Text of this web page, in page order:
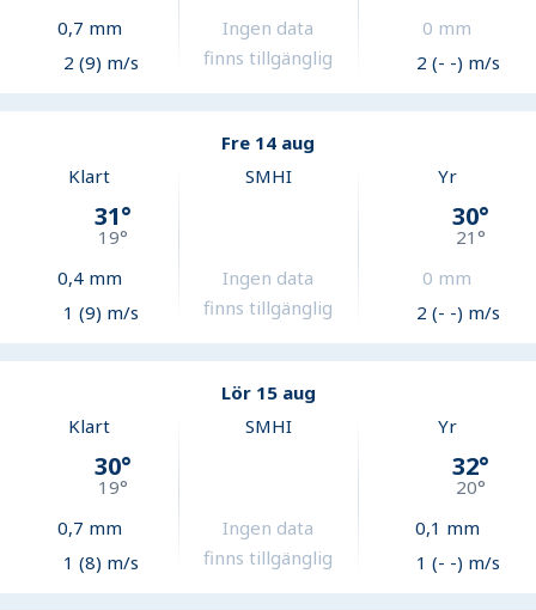
0,7 mm
2 (9) m/s
Ingen data
finns tillgänglig
0 mm
2 (- -) m/s
Fre 14 aug
Klart
31°
19°
0,4mm
1 (9) m/s
SMHI
Ingen data
finns tillgänglig
Yr
30°
21°
0 mm
2 (- -) m/s
Lör 15 aug
Klart
30°
19°
0,7 mm
1 (8) m/s
SMHI
Ingen data
finns tillgänglig
Yr
32°
20°
0,1 mm
1 (- -) m/s